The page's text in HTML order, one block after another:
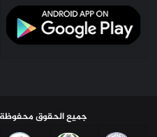
جميع الحقوق